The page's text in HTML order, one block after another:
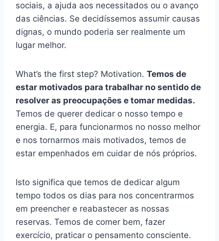
sociais, a ajuda aos necessitados ou o avanço
das ciências. Se decidíssemos assumir causas
dignas, o mundo poderia ser realmente um
lugar melhor.
What’s the first step? Motivation. Temos de
estar motivados para trabalhar no sentido de
resolver as preocupações e tomar medidas.
Temos de querer dedicar o nosso tempo e
energia. E, para funcionarmos no nosso melhor
e nos tornarmos mais motivados, temos de
estar empenhados em cuidar de nós próprios.
Isto significa que temos de dedicar algum
tempo todos os dias para nos concentrarmos
em preencher e reabastecer as nossas
reservas. Temos de comer bem, fazer
exercício, praticar o pensamento consciente.